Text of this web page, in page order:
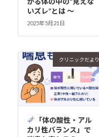
いズレ”とは ～
2025年5月21日
クリニックだより
「体の酸性・アル
カリ性バランス」で